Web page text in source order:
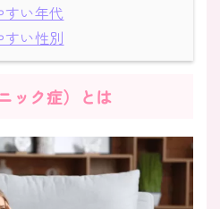
い年代
い性別
ック症）とは